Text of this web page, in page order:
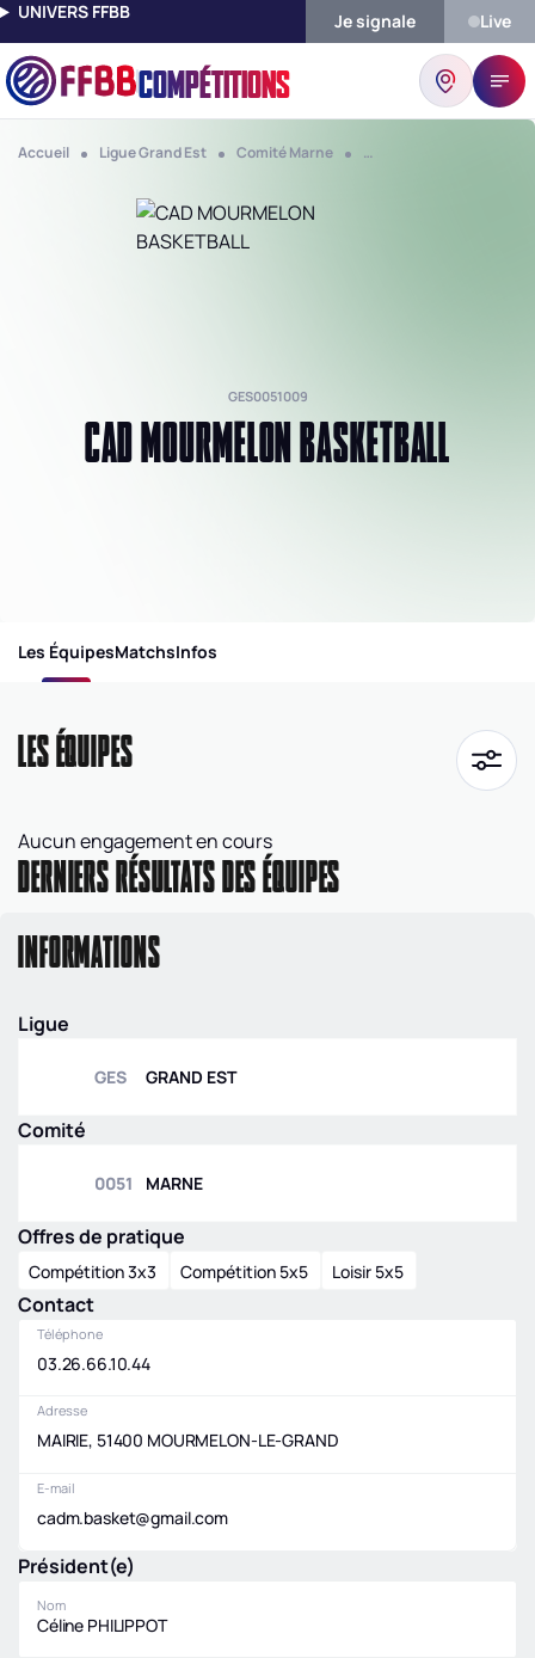
UNIVERS FFBB Je signale Live
COMPÉTITIONS
Accueil Ligue Grand Est Comité Marne Club Cad Mourmelon
GES0051009
CAD MOURMELON BASKETBALL
Les ÉquipesMatchsInfos
LES ÉQUIPES
Aucun engagement en cours
DERNIERS RÉSULTATS DES ÉQUIPES
INFORMATIONS
Ligue
GES GRAND EST
Comité
0051 MARNE
Offres de pratique
Compétition 3x3 Compétition 5x5 Loisir 5x5
Contact
Téléphone
03.26.66.10.44
Adresse
MAIRIE, 51400 MOURMELON-LE-GRAND
E-mail
cadm.basket@gmail.com
Président(e)
Nom
Céline PHILIPPOT